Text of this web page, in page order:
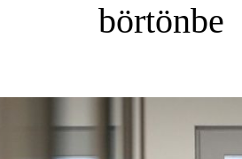
börtönbe